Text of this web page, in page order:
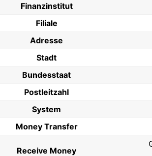
Finanzinstitut
Filiale
Adresse
Stadt
Bundesstaat
Postleitzahl
System
Money Transfer
Receive Money